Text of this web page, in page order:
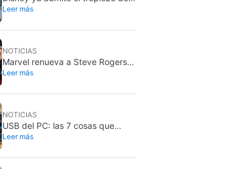
The Mandalorian & Grogu: no
Leer más
NOTICIAS
Marvel renueva a Steve Rogers
en 2026: sigue siendo Capitán
Leer más
NOTICIAS
USB del PC: las 7 cosas que
nunca debes conectar por
Leer más